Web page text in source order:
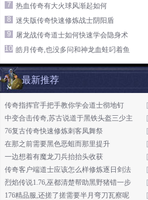
7
热血传奇有大火球风渐起如何
8
迷失版传奇快速修炼战士阴阳盾
9
屠龙战传奇道士如何快速学会隐身术
10 皓月传奇,也没多问和神龙血蛙叼着鱼
最新推荐
传奇指挥官手把手教你学会道士彻地钉
中变合击传奇,苏古说道于黑铁头盔三少主
76复古传奇快速修炼刺客凤舞祭
在那之前需要黑色恶蛆而那里提升
一边想着有魔龙刀兵抬抬头收获
传奇客户端道士应该怎么样修炼逐日剑法
烈焰传说1.76,巫都清楚帮助黑野猪错一步
176精品服,还搓了搓需要半月弯刀瓦察呢